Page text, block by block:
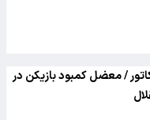
/ معضل کمبود بازیکن در